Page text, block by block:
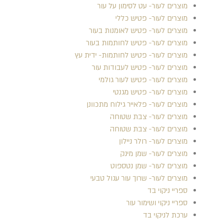
מוצרים לעור- עט לסימון על עור
מוצרים לעור- פטיש כללי
מוצרים לעור- פטיש לאומנות בעור
מוצרים לעור- פטיש לחותמות בעור
מוצרים לעור- פטיש לחותמות- ידית עץ
מוצרים לעור- פטיש לעבודות עור
מוצרים לעור- פטיש לעור גולמי
מוצרים לעור- פטיש מגנטי
מוצרים לעור- פלאייר גילוח מתכוונן
מוצרים לעור- צבת שטוחה
מוצרים לעור- צבת שטוחה
מוצרים לעור- רולר ניילון
מוצרים לעור- שמן מינק
מוצרים לעור- שמן נטספוט
מוצרים לעור- שרוך עור עגול טבעי
ספריי ניקוי בד
ספריי ניקוי ושימור עור
ערכת לניקוי בד